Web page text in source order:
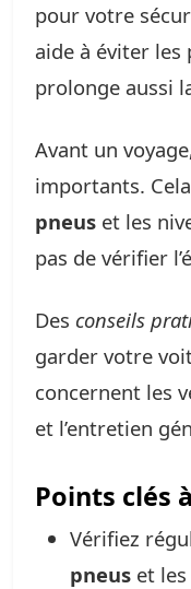
pour votre
aide à éviter
prolonge aussi
Avant un
importants.
pneus et les
pas de vérifier
Des conseils
garder votre
concernent les
et l’entretien
Points clés
Vérifiez
pneus et